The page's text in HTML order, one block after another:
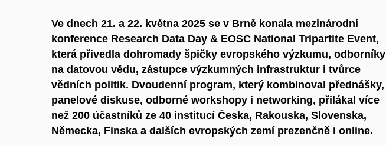
Ve dnech 21. a 22. května 2025 se v Brně konala mezinárodní
konference Research Data Day & EOSC National Tripartite Event,
která přivedla dohromady špičky evropského výzkumu, odborníky
na datovou vědu, zástupce výzkumných infrastruktur i tvůrce
vědních politik. Dvoudenní program, který kombinoval přednášky,
panelové diskuse, odborné workshopy i networking, přilákal více
než 200 účastníků ze 40 institucí Česka, Rakouska, Slovenska,
Německa, Finska a dalších evropských zemí prezenčně i online.